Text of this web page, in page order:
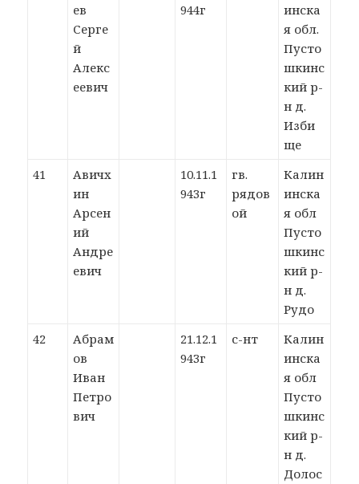
ев
Серге
й
Алекс
еевич
944г
инска
я обл.
Пусто
шкинс
кий р-
н д.
Изби
ще
41
Авичх
ин
Арсен
ий
Андре
евич
10.11.1
943г
гв.
рядов
ой
Калин
инска
я обл
Пусто
шкинс
кий р-
н д.
Рудо
42
Абрам
ов
Иван
Петро
вич
21.12.1
943г
с-нт
Калин
инска
я обл
Пусто
шкинс
кий р-
н д.
Долос